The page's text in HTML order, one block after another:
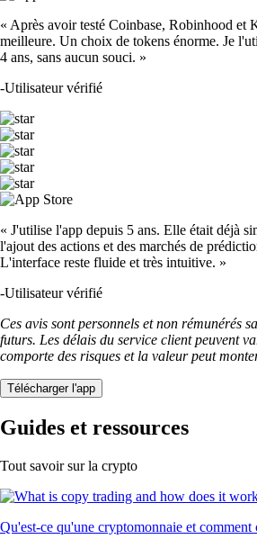
« Après avoir testé Coinbase, Robinhood et
meilleure. Un choix de tokens énorme. Je
4 ans, sans aucun souci. »
-Utilisateur vérifié
« J'utilise l'app depuis 5 ans. Elle était déjà
l'ajout des actions et des marchés de
L'interface reste fluide et très intuitive. »
-Utilisateur vérifié
Ces avis sont personnels et non rémunérés
futurs. Les délais du service client peuvent
comporte des risques et la valeur peut
Télécharger l'app
Guides et ressources
Tout savoir sur la crypto
Qu'est-ce qu'une cryptomonnaie et comment